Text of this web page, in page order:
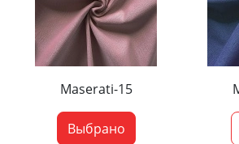
Maserati-15
Выбрано